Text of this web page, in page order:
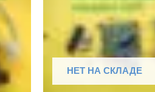
НЕТ НА СКЛАДЕ